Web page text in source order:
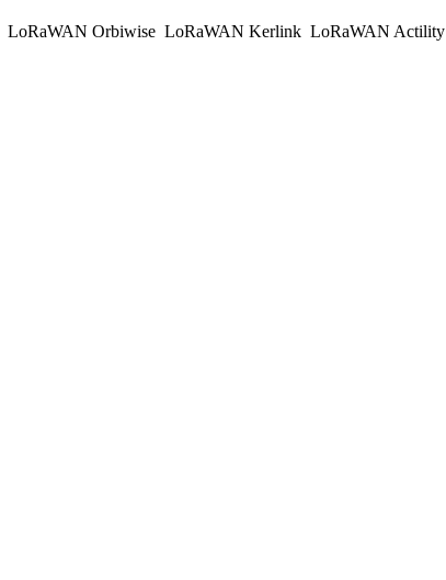
LoRaWAN Orbiwise LoRaWAN Kerlink LoRaWAN Actility